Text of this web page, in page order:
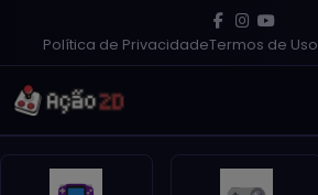
Política de PrivacidadeTermos de Uso